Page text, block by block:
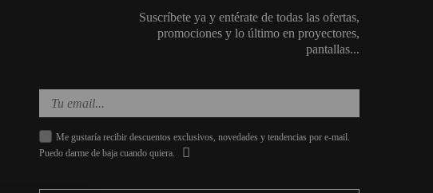
Suscríbete ya y entérate de todas las ofertas,
promociones y lo último en proyectores,
pantallas...
Me gustaría recibir descuentos exclusivos, novedades y tendencias por e-mail.
Puedo darme de baja cuando quiera.